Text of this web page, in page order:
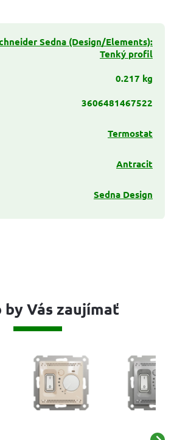
Sedna (Design/Elements):
Tenký profil
0.217 kg
3606481467522
Termostat
Antracit
Sedna Design
by Vás zaujímať